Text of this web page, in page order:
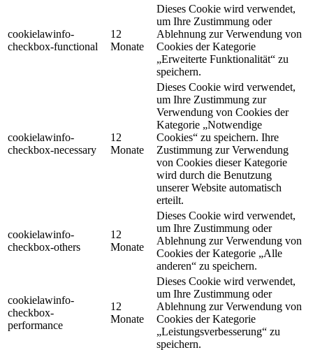
cookielawinfo-
checkbox-functional
12
Monate
Dieses Cookie wird verwendet,
um Ihre Zustimmung oder
Ablehnung zur Verwendung von
Cookies der Kategorie
„Erweiterte Funktionalität“ zu
speichern.
cookielawinfo-
checkbox-necessary
12
Monate
Dieses Cookie wird verwendet,
um Ihre Zustimmung zur
Verwendung von Cookies der
Kategorie „Notwendige
Cookies“ zu speichern. Ihre
Zustimmung zur Verwendung
von Cookies dieser Kategorie
wird durch die Benutzung
unserer Website automatisch
erteilt.
cookielawinfo-
checkbox-others
12
Monate
Dieses Cookie wird verwendet,
um Ihre Zustimmung oder
Ablehnung zur Verwendung von
Cookies der Kategorie „Alle
anderen“ zu speichern.
cookielawinfo-
checkbox-
performance
12
Monate
Dieses Cookie wird verwendet,
um Ihre Zustimmung oder
Ablehnung zur Verwendung von
Cookies der Kategorie
„Leistungsverbesserung“ zu
speichern.